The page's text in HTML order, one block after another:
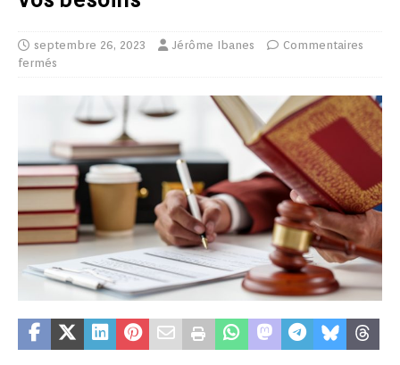
septembre 26, 2023 Jérôme Ibanes
Commentaires
fermés